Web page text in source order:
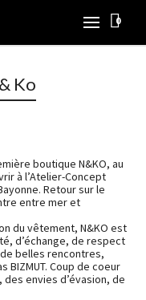
0
Ko
boutique N&KO, au
à l’Atelier-Concept
Retour sur le
entre mer et
du vêtement, N&KO est
d’échange, de respect
belles rencontres,
BIZMUT. Coup de coeur
envies d’évasion, de